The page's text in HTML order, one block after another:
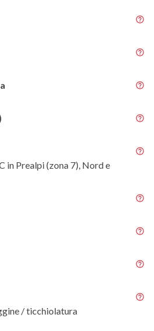
in Prealpi (zona 7), Nord e
/ ticchiolatura